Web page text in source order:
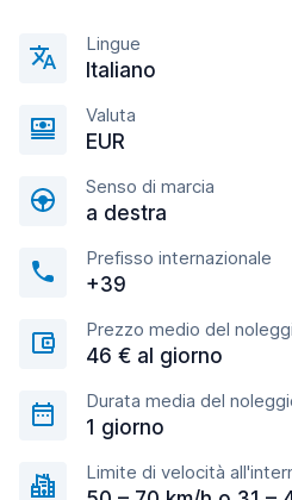
Lingue
Italiano
Valuta
EUR
Senso di marcia
a destra
Prefisso internazionale
+39
Prezzo medio del
46 € al giorno
Durata media del
1 giorno
Limite di velocità